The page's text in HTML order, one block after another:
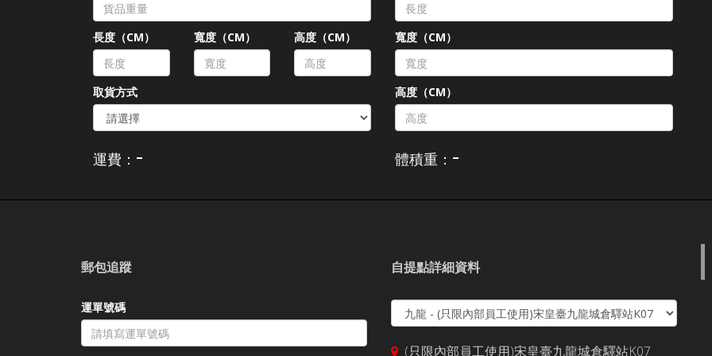
長度（CM） 寬度（CM） 高度（CM）
取貨方式
運費： -
寬度（CM）
高度（CM）
體積重： -
郵包追蹤
運單號碼
自提點詳細資料
(只限內部員工使用)宋皇臺九龍城倉驛站K07